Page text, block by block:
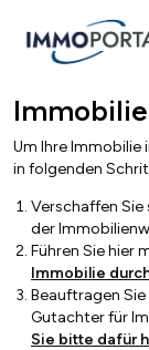
Breadcrumb
Um Ihre Immobilie
in folgenden
Verschaffen Sie
der
Führen Sie hier
Immobilie
Beauftragen
Gutachter für
Sie bitte dafür